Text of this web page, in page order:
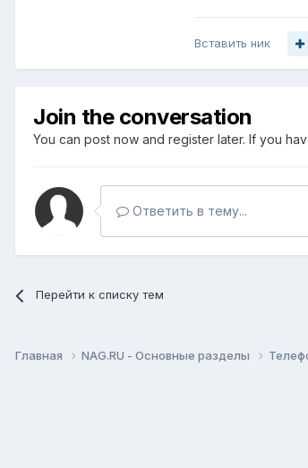
Вставить ник
Join the conversation
You can post now and register later. If you
Ответить в тему...
Перейти к списку тем
Главная NAG.RU - Основные разделы